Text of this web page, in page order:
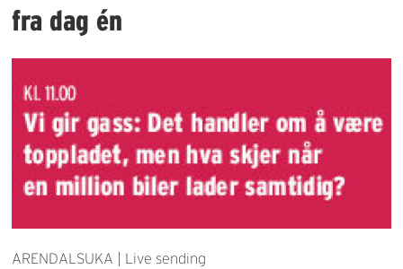
fra dag én
ARENDALSUKA | Live sending